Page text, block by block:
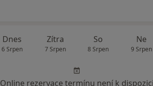
Dnes
6 Srpen
Zítra
7 Srpen
So
8 Srpen
Ne
9 Srpen
Online rezervace termínu není k dispozici